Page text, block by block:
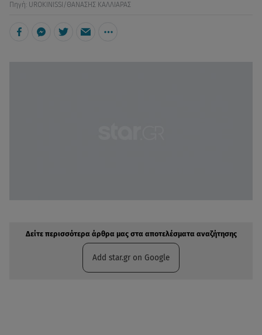
Πηγή: UROKINISSI/ΘΑΝΑΣΗΣ ΚΑΛΛΙΑΡΑΣ
Δείτε περισσότερα άρθρα μας στα αποτελέσματα αναζήτησης
Add star.gr on Google